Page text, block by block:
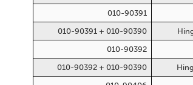
010-90391
010-90391 + 010-90390
010-90392
010-90392 + 010-90390